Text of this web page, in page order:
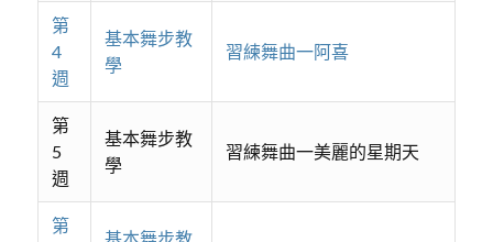
第
4
週
基本舞步教
學
習練舞曲一阿喜
第
5
週
基本舞步教
學
習練舞曲一美麗的星期天
第